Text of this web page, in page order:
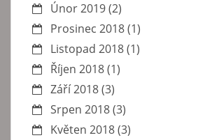
Únor 2019(2)
Prosinec 2018(1)
Listopad 2018(1)
Říjen 2018(1)
Září 2018(3)
Srpen 2018(3)
Květen 2018(3)